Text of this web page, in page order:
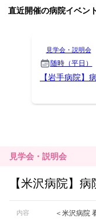
見学会・説明会
【米沢病院】
内容
＜米沢病院